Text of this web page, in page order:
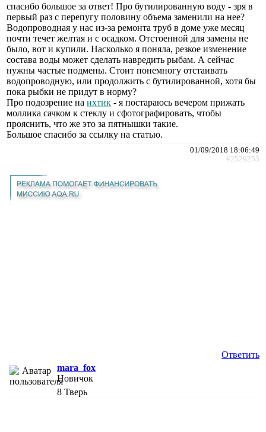
спасибо большое за ответ! Про бутилированную воду - зря в
первый раз с перепугу половину объема заменили на нее?
Водопроводная у нас из-за ремонта труб в доме уже месяц
почти течет желтая и с осадком. Отстоенной для замены не
было, вот и купили. Насколько я поняла, резкое изменение
состава воды может сделать навредить рыбам. А сейчас
нужны частые подмены. Стоит понемногу отстаивать
водопроводную, или продолжить с бутилированной, хотя бы
пока рыбки не придут в норму?
Про подозрение на ихтик - я постараюсь вечером прижать
моллика сачком к стеклу и сфотографировать, чтобы
прояснить, что же это за пятнышки такие.
Большое спасибо за ссылку на статью.
01/09/2018 18:06:49
#2529253
Ответить
mara_fox
Новичок
8 Тверь